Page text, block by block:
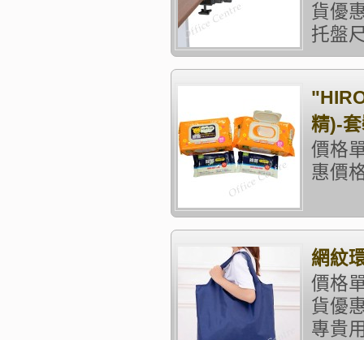
貨優
托盤
精)-
價格
惠價
網紋
價格
貨優
專貴